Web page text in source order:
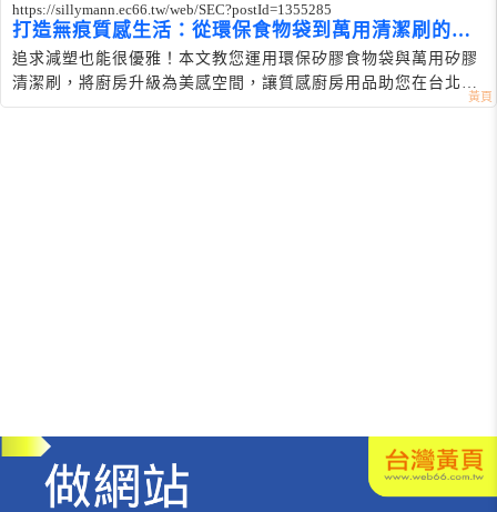
https://sillymann.ec66.tw/web/SEC?postId=1355285
打造無痕質感生活：從環保食物袋到萬用清潔刷的綠
色廚房升級指南
追求減塑也能很優雅！本文教您運用環保矽膠食物袋與萬用矽膠
清潔刷，將廚房升級為美感空間，讓質感廚房用品助您在台北實
踐無痕生活。